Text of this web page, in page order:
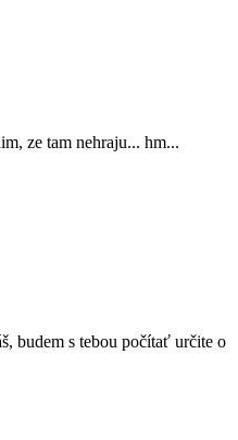
ze tam nehraju... hm...
budem s tebou počítať určite o